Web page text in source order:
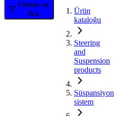
Filtrele ve
Ara
Ürün
kataloğu
Steering
and
Suspension
products
Süspansiyon
sistem